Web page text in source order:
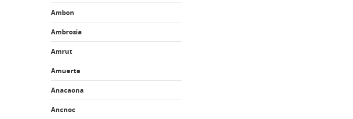
Ambon
Ambrosia
Amrut
Amuerte
Anacaona
Ancnoc